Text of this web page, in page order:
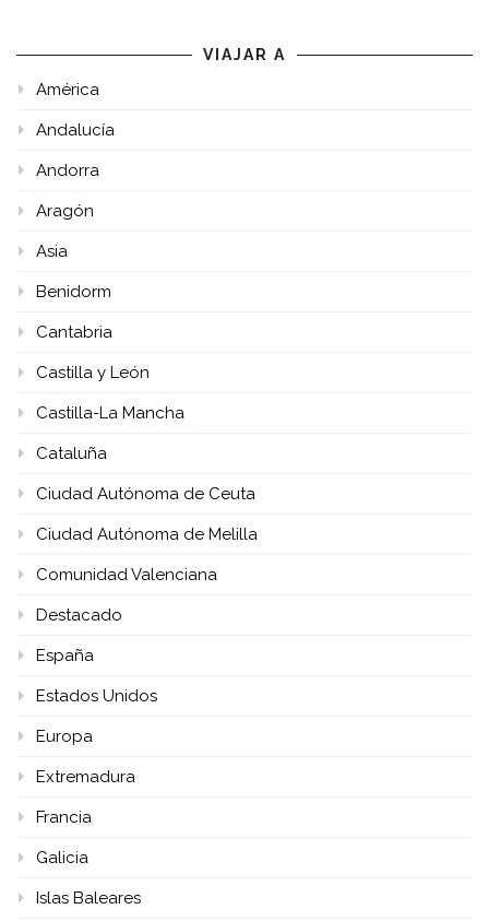
VIAJAR A
América
Andalucía
Andorra
Aragón
Asia
Benidorm
Cantabria
Castilla y León
Castilla-La Mancha
Cataluña
Ciudad Autónoma de Ceuta
Ciudad Autónoma de Melilla
Comunidad Valenciana
Destacado
España
Estados Unidos
Europa
Extremadura
Francia
Galicia
Islas Baleares